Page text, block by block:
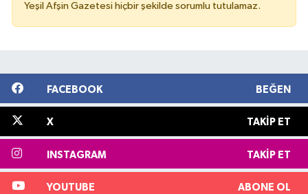
Yeşil Afşin Gazetesi hiçbir şekilde sorumlu tutulamaz.
FACEBOOK BEĞEN
X TAKIP ET
INSTAGRAM TAKIP ET
YOUTUBE ABONE OL